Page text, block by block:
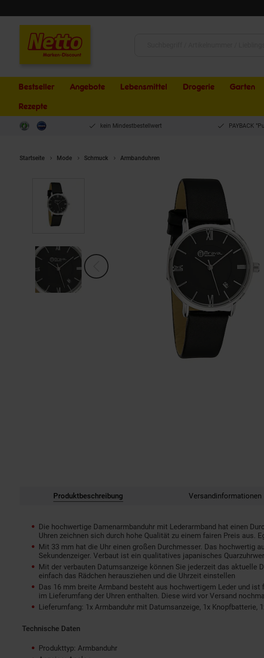
Bestseller Angebote Lebensmittel Drogerie Garten
Rezepte
kein Mindestbestellwert PAYBACK
Startseite Mode Schmuck Armbanduhren
Produktbeschreibung Versandinformationen
Die hochwertige Damenarmbanduhr mit Lederarmband hat einen
Uhren zeichnen sich durch hohe Qualität zu einem fairen Preis aus.
Mit 33 mm hat die Uhr einen großen Durchmesser. Das hochwertig
Sekundenzeiger. Verbaut ist ein qualitatives japanisches
Mit der verbauten Datumsanzeige können Sie jederzeit das aktuelle
einfach das Rädchen herausziehen und die Uhrzeit einstellen
Das 16 mm breite Armband besteht aus hochwertigem Leder und
im Lieferumfang der Uhren enthalten. Diese wird vor Versand
Lieferumfang: 1x Armbanduhr mit Datumsanzeige, 1x Knopfbatterie,
Technische Daten
Produkttyp: Armbanduhr